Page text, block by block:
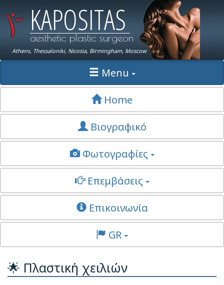
KAPOSITAS
aesthetic plastic surgeon
Athens, Thessaloniki, Nicosia, Birmingham, Moscow
Menu
Home
Βιογραφικό
Φωτογραφίες
Επεμβάσεις
Επικοινωνία
GR
🌟 Πλαστική χειλιών